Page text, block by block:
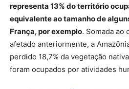
representa 13% do território
equivalente ao tamanho de
França, por exemplo. Somada ao
afetado anteriormente, a
perdido 18,7% da vegetação
foram ocupados por atividades